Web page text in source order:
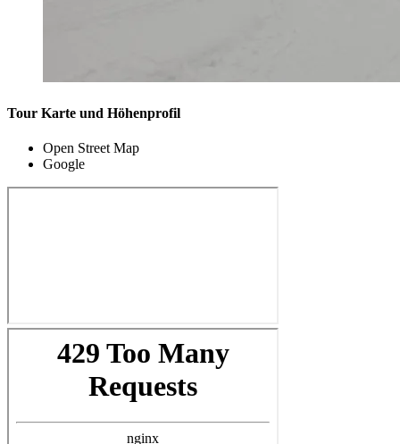
Tour Karte und Höhenprofil
Open Street Map
Google